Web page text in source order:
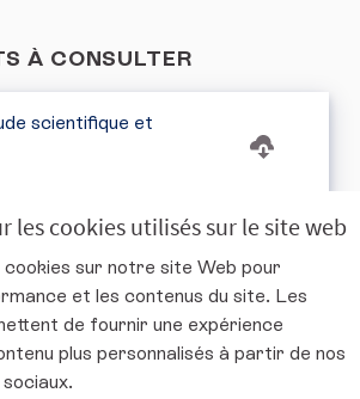
les cookies utilisés sur le site web
cookies sur notre site Web pour
et les contenus du site. Les
de fournir une expérience
plus personnalisés à partir de nos
À CONSULTER
scientifique et
de la plateforme
d'utilisation